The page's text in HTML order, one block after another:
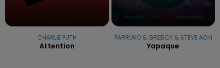
CHARLIE PUTH
Attention
FARRUKO & GREEICY & STEVE AOKI
Yapaque